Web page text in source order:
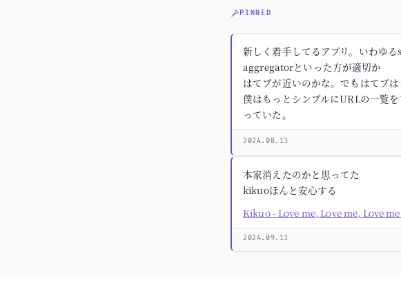
PINNED
新しく着手してるアプリ。いわゆ
aggregatorといった方が適切か
はてブが近いのかな。でもはてブ
僕はもっとシンプルにURLの一覧
っていた。
2024.08.13
本家消えたのかと思ってた
kikuoほんと安心する
Kikuo - Love me, Love me, Love
2024.09.13